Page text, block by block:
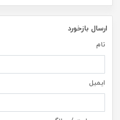
ارسال بازخورد
نام
ایمیل